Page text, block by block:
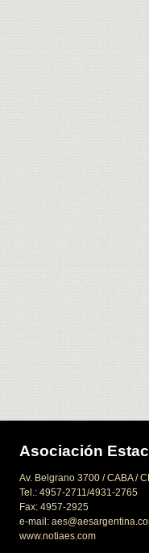
Asociación
Av. Belgrano 3700 / CABA /
Tel.: 4957-2711/4931-2765
Fax: 4957-2925
e-mail:
www.notiaes.com